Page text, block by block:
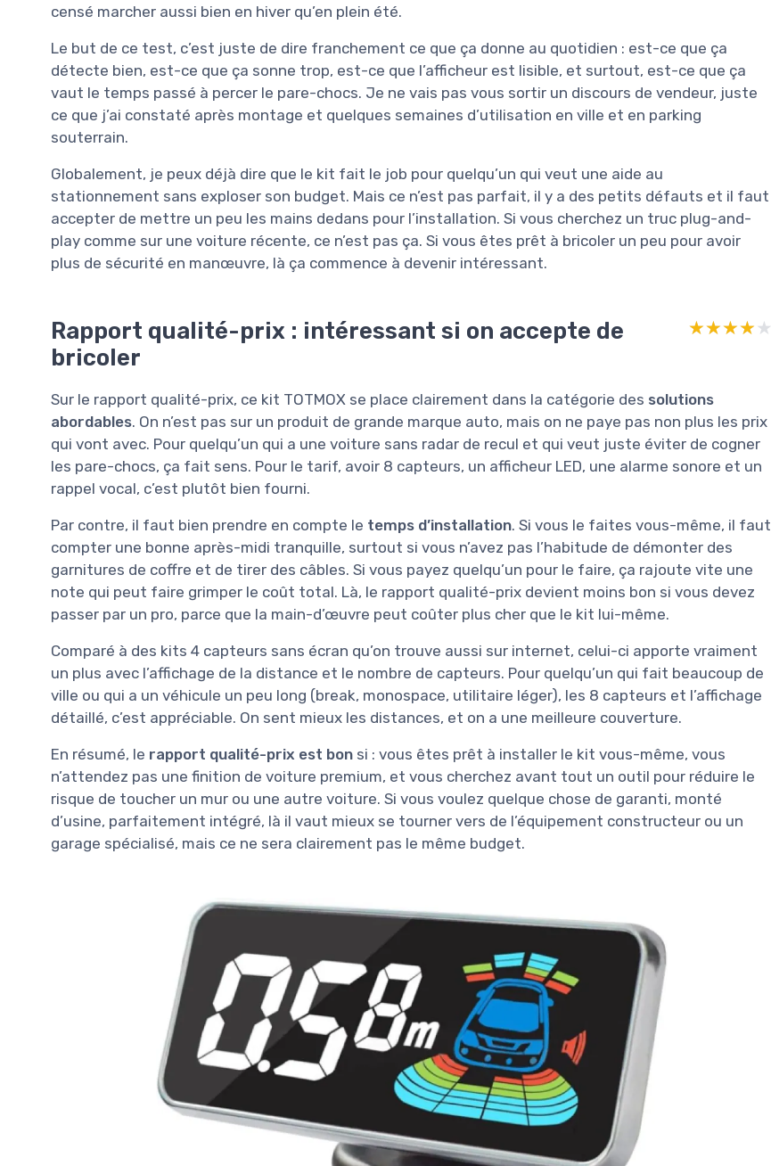
censé marcher aussi bien en hiver qu’en plein été.
Le but de ce test, c’est juste de dire franchement ce que ça donne au quotidien : est-ce que ça
détecte bien, est-ce que ça sonne trop, est-ce que l’afficheur est lisible, et surtout, est-ce que ça
vaut le temps passé à percer le pare-chocs. Je ne vais pas vous sortir un discours de vendeur, juste
ce que j’ai constaté après montage et quelques semaines d’utilisation en ville et en parking
souterrain.
Globalement, je peux déjà dire que le kit fait le job pour quelqu’un qui veut une aide au
stationnement sans exploser son budget. Mais ce n’est pas parfait, il y a des petits défauts et il faut
accepter de mettre un peu les mains dedans pour l’installation. Si vous cherchez un truc plug-and-
play comme sur une voiture récente, ce n’est pas ça. Si vous êtes prêt à bricoler un peu pour avoir
plus de sécurité en manœuvre, là ça commence à devenir intéressant.
Rapport qualité-prix : intéressant si on accepte de
bricoler
★★★★★
★★★★★
Sur le rapport qualité-prix, ce kit TOTMOX se place clairement dans la catégorie des solutions
abordables. On n’est pas sur un produit de grande marque auto, mais on ne paye pas non plus les prix
qui vont avec. Pour quelqu’un qui a une voiture sans radar de recul et qui veut juste éviter de cogner
les pare-chocs, ça fait sens. Pour le tarif, avoir 8 capteurs, un afficheur LED, une alarme sonore et un
rappel vocal, c’est plutôt bien fourni.
Par contre, il faut bien prendre en compte le temps d’installation. Si vous le faites vous-même, il faut
compter une bonne après-midi tranquille, surtout si vous n’avez pas l’habitude de démonter des
garnitures de coffre et de tirer des câbles. Si vous payez quelqu’un pour le faire, ça rajoute vite une
note qui peut faire grimper le coût total. Là, le rapport qualité-prix devient moins bon si vous devez
passer par un pro, parce que la main-d’œuvre peut coûter plus cher que le kit lui-même.
Comparé à des kits 4 capteurs sans écran qu’on trouve aussi sur internet, celui-ci apporte vraiment
un plus avec l’affichage de la distance et le nombre de capteurs. Pour quelqu’un qui fait beaucoup de
ville ou qui a un véhicule un peu long (break, monospace, utilitaire léger), les 8 capteurs et l’affichage
détaillé, c’est appréciable. On sent mieux les distances, et on a une meilleure couverture.
En résumé, le rapport qualité-prix est bon si : vous êtes prêt à installer le kit vous-même, vous
n’attendez pas une finition de voiture premium, et vous cherchez avant tout un outil pour réduire le
risque de toucher un mur ou une autre voiture. Si vous voulez quelque chose de garanti, monté
d’usine, parfaitement intégré, là il vaut mieux se tourner vers de l’équipement constructeur ou un
garage spécialisé, mais ce ne sera clairement pas le même budget.